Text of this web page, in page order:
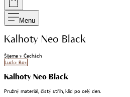
Menu
Kalhoty Neo Black
Šijeme v Čechách
Lucky Boy
Kalhoty Neo Black
Pružný materiál, čistý střih, klid po celý den.